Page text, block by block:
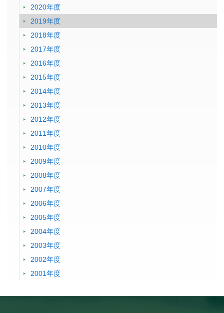
2020年度
2019年度
2018年度
2017年度
2016年度
2015年度
2014年度
2013年度
2012年度
2011年度
2010年度
2009年度
2008年度
2007年度
2006年度
2005年度
2004年度
2003年度
2002年度
2001年度